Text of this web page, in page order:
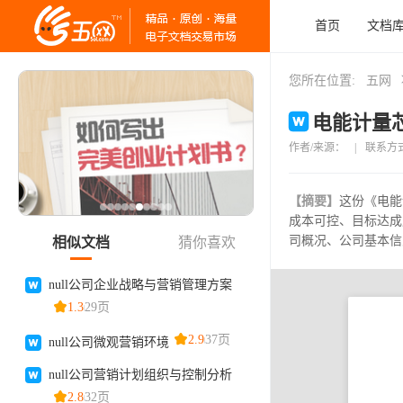
首页 文档
您所在位置: 五网
电能计量
作者/来源： 联系方
【摘要】 这份《电
成本可控、目标达
司概况、公司基本